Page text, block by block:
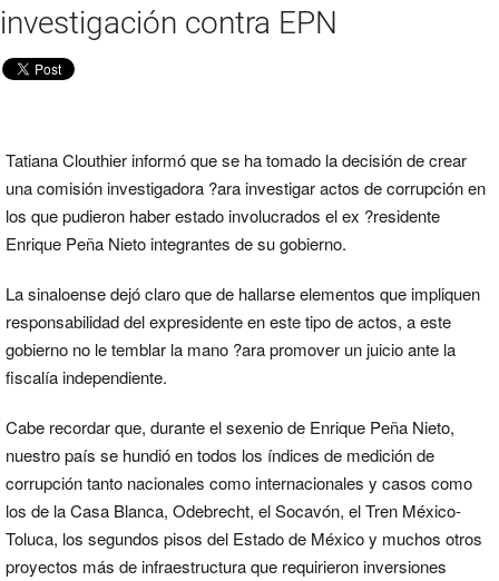
investigación contra EPN
Tatiana Clouthier informó que se ha tomado la decisión de crear
una comisión investigadora ?ara investigar actos de corrupción en
los que pudieron haber estado involucrados el ex ?residente
Enrique Peña Nieto integrantes de su gobierno.
La sinaloense dejó claro que de hallarse elementos que impliquen
responsabilidad del expresidente en este tipo de actos, a este
gobierno no le temblar la mano ?ara promover un juicio ante la
fiscalía independiente.
Cabe recordar que, durante el sexenio de Enrique Peña Nieto,
nuestro país se hundió en todos los índices de medición de
corrupción tanto nacionales como internacionales y casos como
los de la Casa Blanca, Odebrecht, el Socavón, el Tren México-
Toluca, los segundos pisos del Estado de México y muchos otros
proyectos más de infraestructura que requirieron inversiones